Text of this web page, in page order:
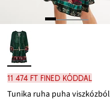
11 474 Ft FINED kóddal
Tunika ruha puha viszkózból